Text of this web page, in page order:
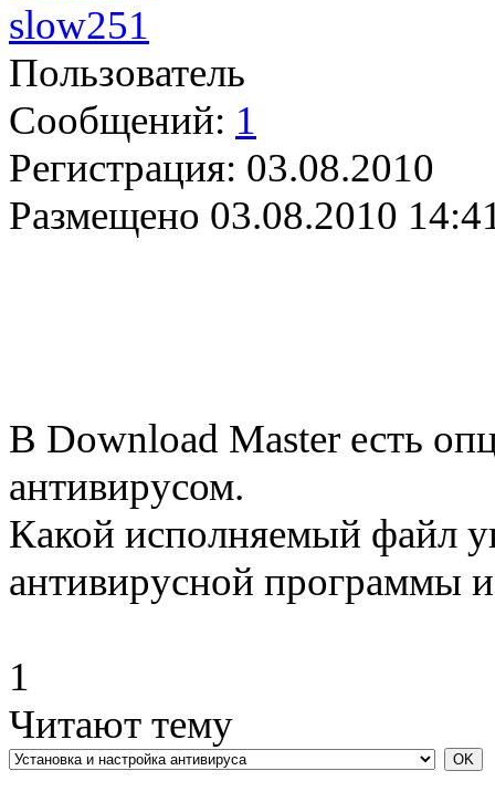
slow251
Пользователь
Сообщений: 1
Регистрация: 03.08.2010
Размещено 03.08.2010
В Download Master есть
антивирусом.
Какой исполняемый файл
антивирусной программы
1
Читают тему